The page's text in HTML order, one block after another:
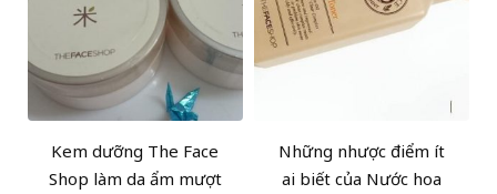
Kem dưỡng The Face
Shop làm da ẩm mượt
Những nhược điểm ít
ai biết của Nước hoa